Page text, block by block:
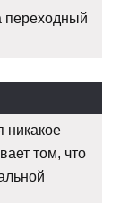
никакое
том, что